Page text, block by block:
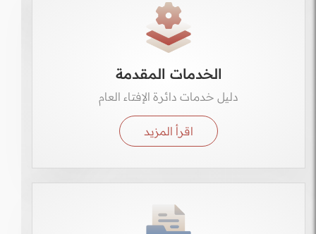
الخدمات المقدمة
دليل خدمات دائرة الإفتاء العام
اقرأ المزيد